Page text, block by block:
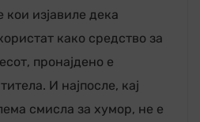
кои изјавиле дека
како средство за
пронајдено е
И најпосле, кај
смисла за хумор, не е